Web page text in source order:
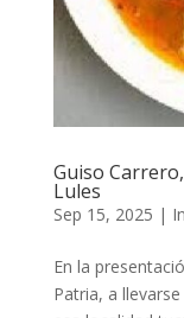
Guiso
Lules
Sep 15, 2025 |
En la
Patria, a